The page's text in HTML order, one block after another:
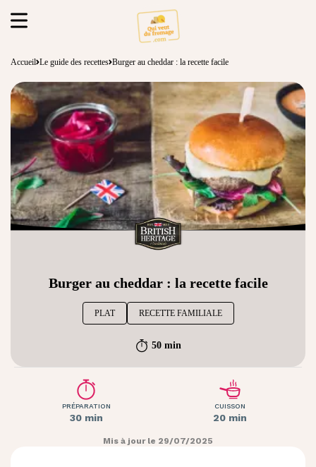
Accueil Le guide des recettes Burger au cheddar : la recette facile
Burger au cheddar : la recette facile
PLAT RECETTE FAMILIALE
50 min
PRÉPARATION
30 min
CUISSON
20 min
Mis à jour le 29/07/2025